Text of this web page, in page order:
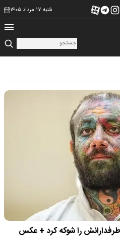
شنبه ۱۷ مرداد ۱۴۰۵
طرفدارانش را شوکه کرد + عکس